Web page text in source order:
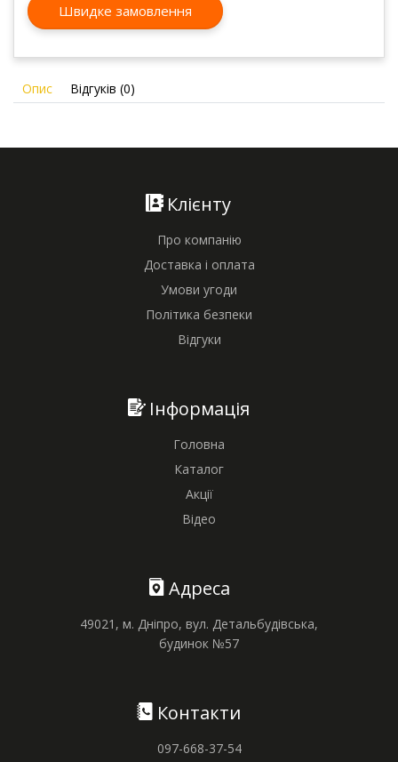
Швидке замовлення
Опис Відгуків (0)
Клієнту
Про компанію
Доставка і оплата
Умови угоди
Політика безпеки
Відгуки
Інформація
Головна
Каталог
Акції
Відео
Адреса
49021, м. Дніпро, вул. Детальбудівська,
будинок №57
Контакти
097-668-37-54